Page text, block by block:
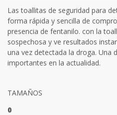
Las toallitas de seguridad para
forma rápida y sencilla de
presencia de fentanilo. con la
sospechosa y ve resultados
una vez detectada la droga. Una
importantes en la actualidad.
TAMAÑOS
0